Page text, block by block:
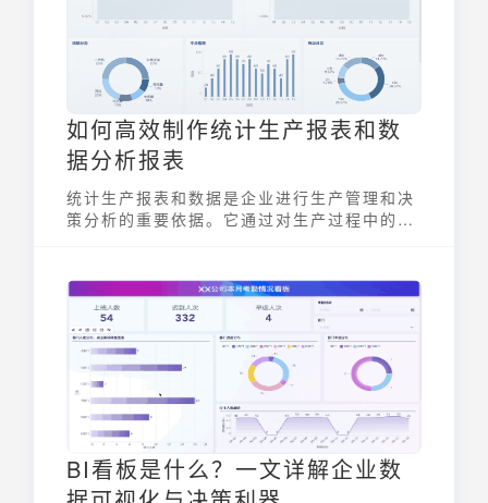
如何高效制作统计生产报表和数
据分析报表
统计生产报表和数据是企业进行生产管理和决
策分析的重要依据。它通过对生产过程中的各
题、优化流程、提高效率。一份高效的统计生
产报表和数据能够为企业带来精细化管理和降
本增效。
BI看板是什么？一文详解企业数